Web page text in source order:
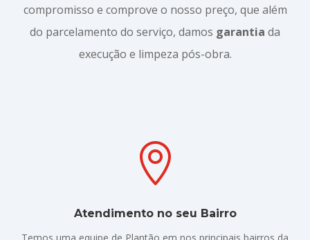
compromisso e comprove o nosso preço, que além
do parcelamento do serviço, damos garantia da
execução e limpeza pós-obra.

Atendimento no seu Bairro